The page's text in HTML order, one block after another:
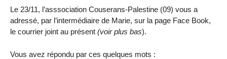
Le 23/11, l’asssociation Couserans-Palestine (09) vous a
adressé, par l’intermédiaire de Marie, sur la page Face Book,
le courrier joint au présent (voir plus bas).
Vous avez répondu par ces quelques mots :